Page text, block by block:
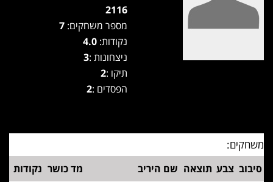
2116
מספר משחקים:
נקודות: 4.0
ניצחונות :3
תיקו :2
הפסדים :2
משחקים:
סיבוב צבע תוצאה שם היריב מד כושר נקודות